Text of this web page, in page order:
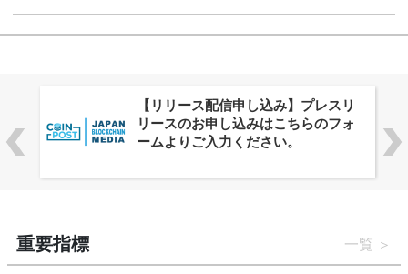
株式会社PlnX、アジア最大級のグロ
ーバルWeb3カンファレンス
「WebX2026」とのコラボレーショ
重要指標 一覧